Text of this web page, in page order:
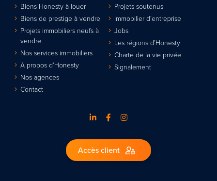
Biens Honesty à louer
Biens de prestige à vendre
Projets immobiliers neufs à
vendre
Nos services immobiliers
A propos d’Honesty
Nos agences
Contact
Projets soutenus
Immobilier d’entreprise
Jobs
Les régions d’Honesty
Charte de la vie privée
Signalement
Accès client